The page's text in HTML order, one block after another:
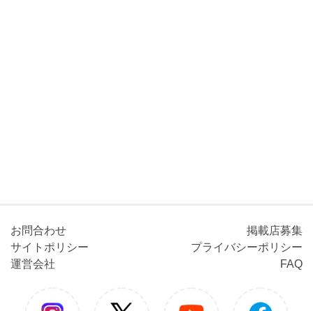
お問合わせ
掲載店募集
サイトポリシー
プライバシーポリシー
運営会社
FAQ